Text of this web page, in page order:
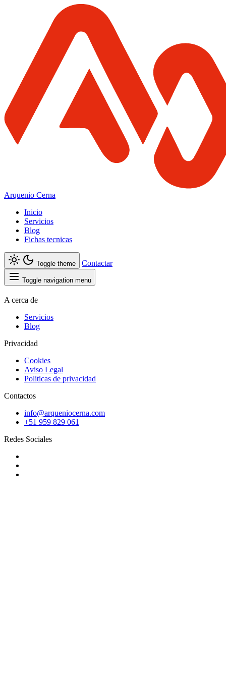
Arquenio Cerna
Inicio
Servicios
Blog
Fichas tecnicas
Toggle theme Contactar
Toggle navigation menu
A cerca de
Servicios
Blog
Privacidad
Cookies
Aviso Legal
Politicas de privacidad
Contactos
info@arqueniocerna.com
+51 959 829 061
Redes Sociales